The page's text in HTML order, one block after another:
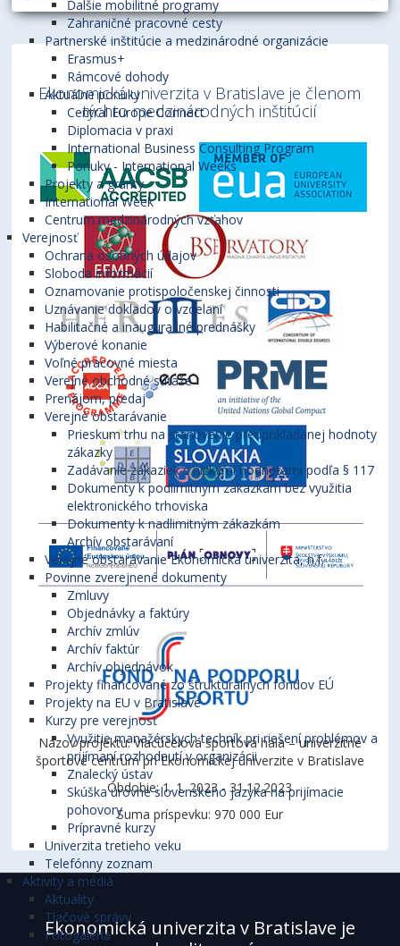
Ďalšie mobilitné programy
Zahraničné pracovné cesty
Partnerské inštitúcie a medzinárodné organizácie
Erasmus+
Rámcové dohody
Aktuálne ponuky
Central Europe Connect
Diplomacia v praxi
International Business Consulting Program
Ponuky - International Weeks
Projekty a granty
International Week
Centrum medzinárodných vzťahov
Verejnosť
Ochrana osobných údajov
Sloboda informácií
Oznamovanie protispoločenskej činnosti
Uznávanie dokladov o vzdelaní
Habilitačné a inauguračné prednášky
Výberové konanie
Voľné pracovné miesta
Verejné obchodné súťaže
Prenájom, predaj
Verejné obstarávanie
Prieskum trhu na stanovenie predpokladanej hodnoty
zákazky
Zadávanie zákaziek s nízkymi hodnotami podľa § 117
Dokumenty k podlimitným zákazkám bez využitia
elektronického trhoviska
Dokumenty k nadlimitným zákazkám
Archív obstarávaní
Verejné obstarávanie Ekonomická univerzita, n.f.
Povinne zverejnené dokumenty
Zmluvy
Objednávky a faktúry
Archív zmlúv
Archív faktúr
Archív objednávok
Projekty financované zo štrukturálnych fondov EÚ
Projekty na EU v Bratislave
Kurzy pre verejnosť
Využitie manažérskych techník pri riešení problémov a
prijímaní rozhodnutí v organizácii
Znalecký ústav
Skúška úrovne slovenského jazyka na prijímacie
pohovory
Prípravné kurzy
Univerzita tretieho veku
Telefónny zoznam
Aktivity a médiá
Aktuality
Tlačové správy
Fotogaléria
Ekonomická univerzita v Bratislave je členom
týchto medzinárodných inštitúcií
Názov projektu: Viacúčelová športová hala – univerzitné
športové centrum pri Ekonomickej univerzite v Bratislave
Obdobie: 1. 1. 2023 - 31.12.2023
Suma príspevku: 970 000 Eur
Ekonomická univerzita v Bratislave je